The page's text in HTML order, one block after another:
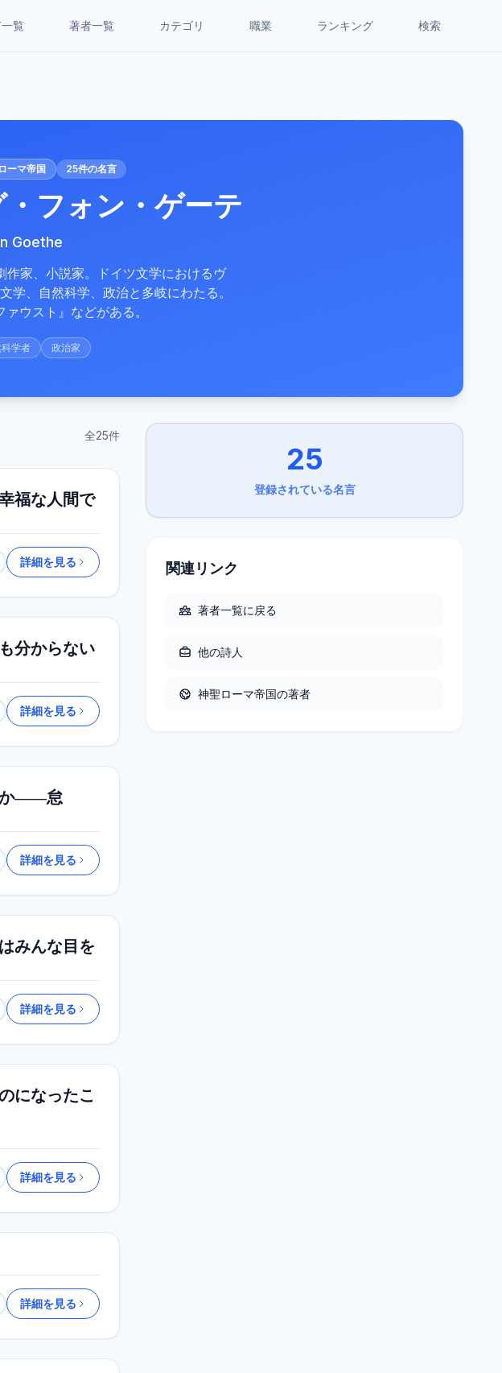
覧 著者一覧 カテゴリ 職業 ランキング 検索
ーマ帝国 25件の名言
フォン・ゲーテ
Goethe
家、小説家。ドイツ文学におけるヴ
学、自然科学、政治と多岐にわたる。
ウスト』などがある。
科学者 政治家
全25件
福な人間で
詳細を見る
分からない
詳細を見る
か――怠
詳細を見る
みんな目を
詳細を見る
になったこ
詳細を見る
詳細を見る
25
登録されている名言
関連リンク
著者一覧に戻る
他の詩人
神聖ローマ帝国の著者